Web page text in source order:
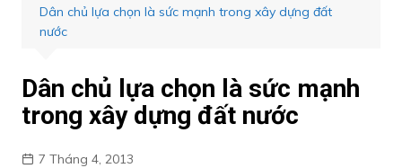
Dân chủ lựa chọn là sức mạnh trong xây dựng đất
nước
Dân chủ lựa chọn là sức mạnh
trong xây dựng đất nước
7 Tháng 4, 2013